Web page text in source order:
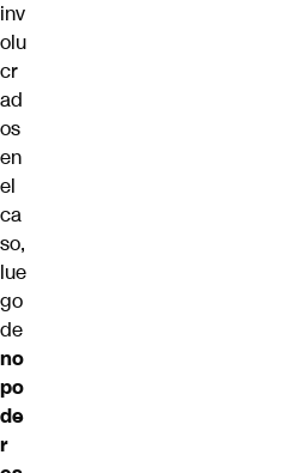
inv
olu
cr
ad
os
en
el
ca
so,
lue
go
de
no
po
de
r